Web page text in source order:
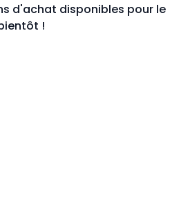
d'achat disponibles pour le
!